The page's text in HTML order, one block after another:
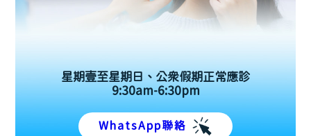
星期壹至星期日、公眾假期正常應診
9:30am-6:30pm
WhatsApp聯絡